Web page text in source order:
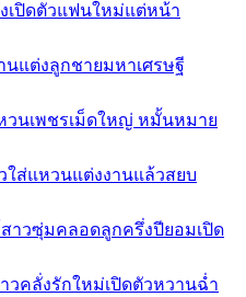
ปิดตัวแฟนใหม่แต่หน้า
นแต่งลูกชายมหาเศรษฐี
วนเพชรเม็ดใหญ่ หมั้นหมาย
ใส่แหวนแต่งงานแล้วสยบ
าวซุ่มคลอดลูกครึ่งปียอมเปิด
วคลั่งรักใหม่เปิดตัวหวานฉ่ำ